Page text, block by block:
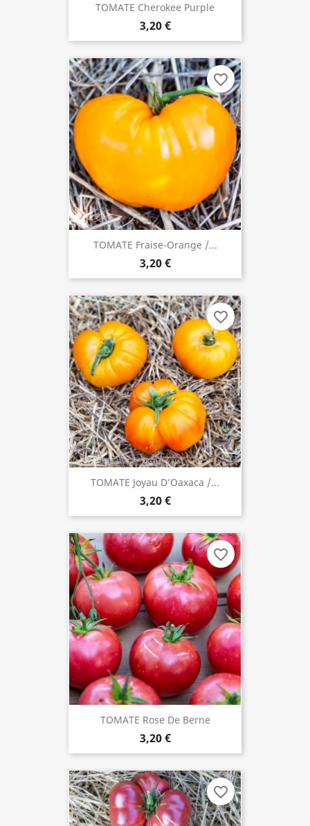
TOMATE Cherokee Purple
3,20 €
TOMATE Fraise-Orange /...
3,20 €
favorite_border
TOMATE Joyau D’Oaxaca /...
3,20 €
favorite_border
TOMATE Rose De Berne
3,20 €
favorite_border
favorite_border